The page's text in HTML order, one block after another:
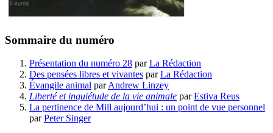
Sommaire du numéro
Présentation du numéro 28 parLa Rédaction
Des pensées libres et vivantes parLa Rédaction
Évangile animal parAndrew Linzey
Liberté et inquiétude de la vie animale parEstiva Reus
La pertinence de Mill aujourd’hui : un point de vue personnel
parPeter Singer